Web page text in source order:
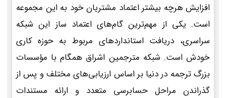
افزایش هرچه بیشتر اعتماد مشتریان خود به این مجموعه
است. یکی از مهم‌ترین گام‌های اعتماد ساز این شبکه
سراسری، دریافت استانداردهای مربوط به حوزه کاری
خودش است. شبکه مترجمین اشراق همگام با مؤسسات
بزرگ ترجمه در دنیا بر اساس ارزیابی‌های مختلف و پس از
گذراندن مراحل حسابرسی متعدد و ارائه مستندات